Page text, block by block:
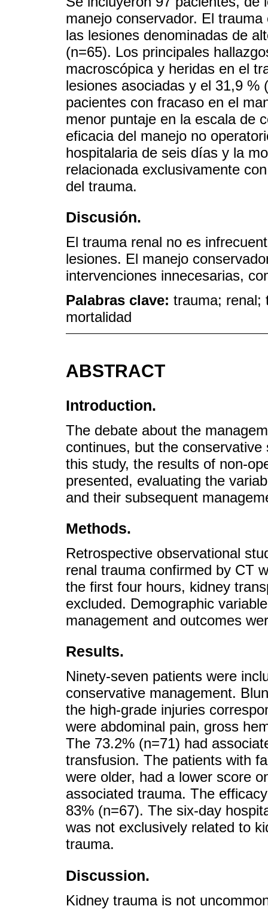
manejo conservador. El
las lesiones denominadas de
(n=65). Los principales
macroscópica y heridas en el
lesiones asociadas y el 31,9 %
pacientes con fracaso en el
menor puntaje en la escala de
eficacia del manejo no
hospitalaria de seis días y la
relacionada exclusivamente
del trauma.
Discusión.
El trauma renal no es
lesiones. El manejo
intervenciones innecesarias,
Palabras clave: trauma; renal;
mortalidad
ABSTRACT
Introduction.
The debate about the
continues, but the
this study, the results of non-
presented, evaluating the
and their subsequent
Methods.
Retrospective observational
renal trauma confirmed by CT
the first four hours, kidney
excluded. Demographic
management and outcomes
Results.
Ninety-seven patients were
conservative management.
the high-grade injuries
were abdominal pain, gross
The 73.2% (n=71) had
transfusion. The patients with
were older, had a lower score
associated trauma. The
83% (n=67). The six-day
was not exclusively related to
trauma.
Discussion.
Kidney trauma is not